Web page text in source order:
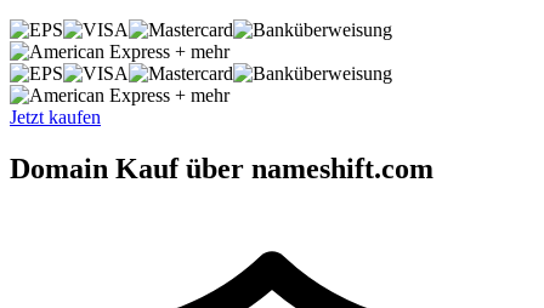
+ mehr
+ mehr
Jetzt kaufen
Domain Kauf über nameshift.com